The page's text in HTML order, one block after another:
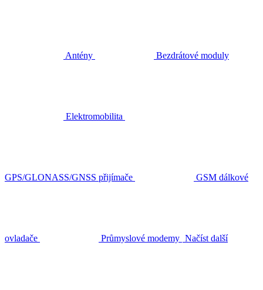
Antény Bezdrátové moduly
Elektromobilita
GPS/GLONASS/GNSS přijímače GSM dálkové
ovladače Průmyslové modemy Načíst další